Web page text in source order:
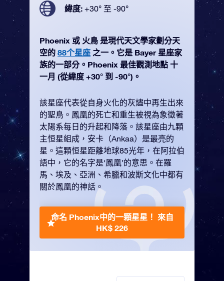
緯度: +30° 至 -90°
Phoenix 或 火鳥 是現代天文學家劃分天
空的 88个星座 之一。它是 Bayer 星座家
族的一部分。Phoenix 最佳觀測地點 十
一月 (從緯度 +30° 到 -90°)。
該星座代表從自身火化的灰燼中再生出來
的聖鳥。鳳凰的死亡和重生被視為象徵著
太陽系每日的升起和降落。該星座由九顆
主恒星組成，安卡（Ankaa）是最亮的
星。這顆恒星距離地球85光年，在阿拉伯
語中，它的名字是‘鳳凰’的意思。在羅
馬、埃及、亞洲、希臘和波斯文化中都有
關於鳳凰的神話。
命名 Phoenix中的一顆星星！ 來自
HK$ 226